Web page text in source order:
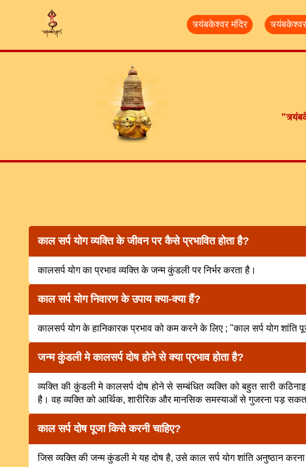
त्र्यंबकेश्वर मंदिर
काल सर्प योग व्यक्ति के जीवन पर कैसे प्रभावित होता है?
कालसर्प योग का प्रभाव व्यक्ति के जन्म कुंडली पर निर्भर करता है।
काल सर्प योग निवारण के उपाय क्या-क्या हैं?
कालसर्प योग के हानिकारक प्रभाव को कम करने के लिए ; "काल सर्प योग शांति
जन्म कुंडली मे कालसर्प दोष होने से क्या प्रभाव होता है?
व्यक्ति की कुंडली मे कालसर्प दोष होने से सम्बंधित व्यक्ति को बहुत सारी
है। वह व्यक्ति को आर्थिक, शारीरिक और मानसिक समस्याओं से गुजरना पड़
काल सर्प दोष पूजा किसे करनी चाहिए?
जिस व्यक्ति की जन्म कुंडली मे यह दोष है, उसे काल सर्प योग शांति अनुष्ठान करना